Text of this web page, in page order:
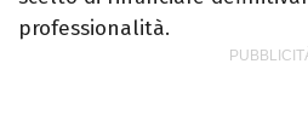
professionalità.